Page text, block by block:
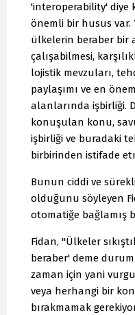
'interoperability' diye
önemli bir husus var.
ülkelerin beraber bir
çalışabilmesi,
lojistik mevzuları,
paylaşımı ve en
alanlarında işbirliği.
konuşulan konu,
işbirliği ve buradaki
birbirinden istifade
Bunun ciddi ve
olduğunu söyleyen
otomatiğe bağlamış
Fidan, "Ülkeler
beraber' deme
zaman için yani
veya herhangi bir
bırakmamak